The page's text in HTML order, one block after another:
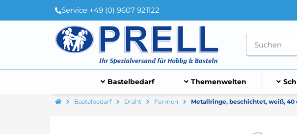
Service +49 (0) 9607 921122
Bastelbedarf Themenwelten
Bastelbedarf Draht Formen Metallringe, beschichtet, weiß, 40